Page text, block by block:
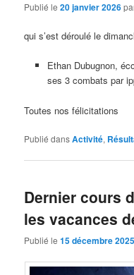
Publié le20 janvier 2026
qui s’est déroulé le
Ethan Dubugnon,
ses 3 combats par
Toutes nos félicitations
Publié dansActivité,
Dernier cours
les vacances
Publié le15 décembre 2025